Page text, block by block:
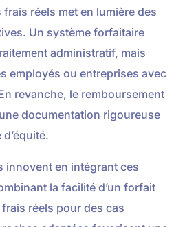
réels met en lumière des
Un système forfaitaire
administratif, mais
employés ou entreprises avec
revanche, le remboursement
documentation rigoureuse
innovent en intégrant ces
la facilité d’un forfait
réels pour des cas